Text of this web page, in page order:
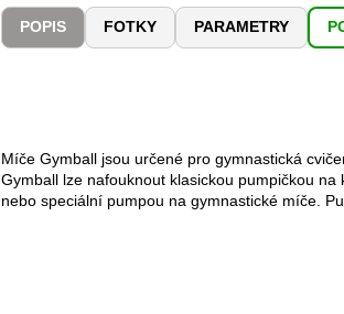
POPIS FOTKY PARAMETRY
Míče Gymball jsou určené pro gymnastická
Gymball lze nafouknout klasickou pumpičkou na
nebo speciální pumpou na gymnastické míče.